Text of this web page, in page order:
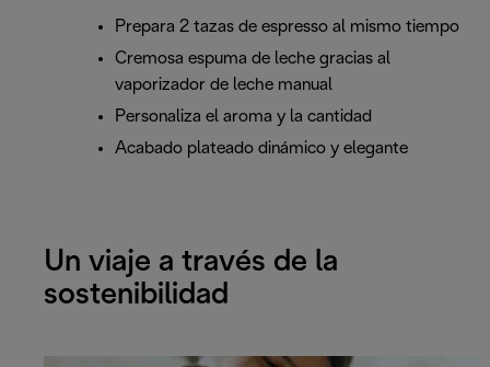
Prepara 2 tazas de espresso al mismo tiempo
Cremosa espuma de leche gracias al
vaporizador de leche manual
Personaliza el aroma y la cantidad
Acabado plateado dinámico y elegante
Un viaje a través de la
sostenibilidad